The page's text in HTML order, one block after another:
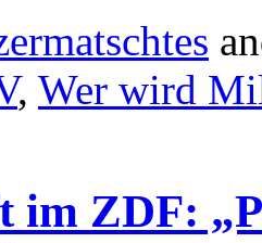
, Wer wird
im ZDF: